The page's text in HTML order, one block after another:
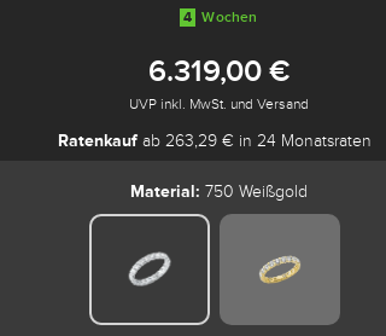
4 Wochen
6.319,00 €
UVP inkl. MwSt. und Versand
Ratenkaufab 263,29 € in 24 Monatsraten
Material: 750 Weißgold